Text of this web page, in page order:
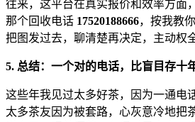
往来，这平台在真实报价和效率方面
那个回收电话 17520188666，按我教
把图发过去，聊清楚再决定，主动权
5. 总结：一个对的电话，比盲目存十
这些年我见过太多好茶，因为一通电
太多茶友因为被套路，心灰意冷地把